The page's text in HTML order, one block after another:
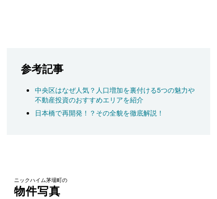
参考記事
中央区はなぜ人気？人口増加を裏付ける5つの魅力や
不動産投資のおすすめエリアを紹介
日本橋で再開発！？その全貌を徹底解説！
ニックハイム茅場町の
物件写真